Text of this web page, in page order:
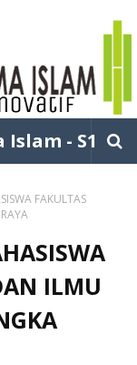
- S1
FAKULTAS
ILMU